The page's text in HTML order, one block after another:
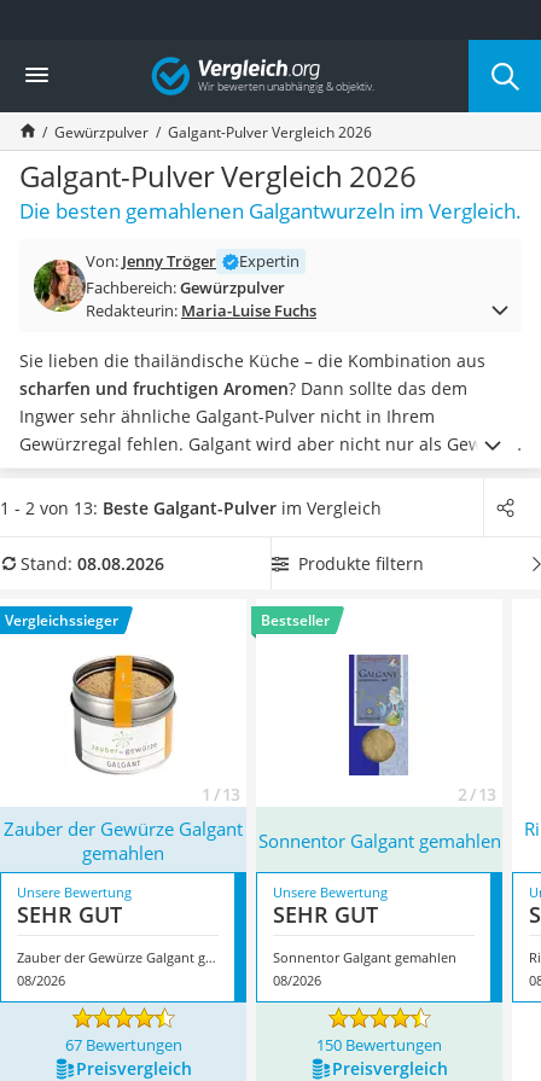
Die beliebtesten Vergleiche nach Kategorie
Lebensmittel
Schwarzkümmelöl
Knäckebrot
Schwarzkümmelöl-Kapseln
Manukahonig
Eiklar
Balsamico-Essig
Schwarzkümmelöl bio
Honig
Gemüsebrühe
Eiskaffee-Pulver
Irischer Whiskey
Grapefruitkernextrakt
Matcha-Set
MCT-Öl
Erythrit
Müsli ohne Zuckerzusatz
Vergleich
Gewürzpulver Galgant-Pulver Vergleich 2026
Galgant-Pulver Vergleich 2026
Die besten gemahlenen Galgantwurzeln im Vergleich.
Von: Jenny Tröger
Expertin
Fachbereich:Gewürzpulver
Redakteurin: Maria-Luise Fuchs
Sie lieben die thailändische Küche – die Kombination aus
scharfen und fruchtigen Aromen? Dann sollte das dem
Ingwer sehr ähnliche Galgant-Pulver nicht in Ihrem
Gewürzregal fehlen. Galgant wird aber nicht nur als Gewürz
geschätzt. So kann beiMagenschmerzen oder
Verdauungsproblemenein Tee mit Galgant-Pulver Online-
unserer Vergleichstabelle finden Sie Galgant-Pulver in Bio-
schadstoffarme Ernährung wichtig ist. Überzeugt hat uns
hier im August 2026 besonders das Modell
Gewürze Galgant gemahlen
mit seinen Eigenschaften.
1 - 2 von 13: Beste Galgant-Pulver im Vergleich
Stand: 08.08.2026 Produkte filtern
Vergleichssieger
1 / 13
Bestseller
2 / 13
Zauber der Gewürze Galgant
gemahlen
Sonnentor Galgant gemahlen
Unsere Bewertung
SEHR GUT
Zauber der Gewürze Galgant gemahlen
08/2026
Unsere Bewertung
SEHR GUT
Sonnentor Galgant gemahlen
08/2026
67 Bewertungen 150 Bewertungen
Preis­vergleich Preis­vergleich